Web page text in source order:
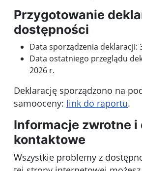
Przygotowanie
dostępności
Data sporządzenia deklaracji:
Data ostatniego przeglądu
2026 r.
Deklarację sporządzono na
samooceny: link do raportu.
Informacje zwrotne i
kontaktowe
Wszystkie problemy z